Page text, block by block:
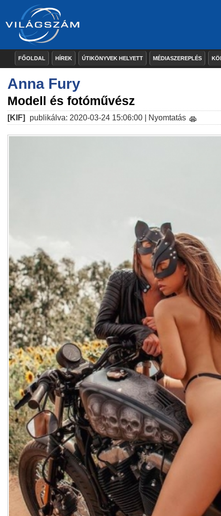
FŐOLDAL HÍREK ÚTIKÖNYVEK HELYETT MÉDIASZEREPLÉS
Anna Fury
Modell és fotóművész
[KIF] publikálva: 2020-03-24 15:06:00 | Nyomtatás